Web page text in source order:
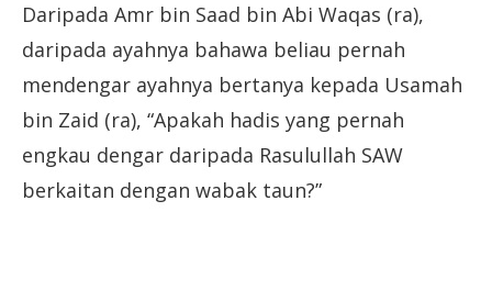
Daripada Amr bin Saad bin Abi Waqas (ra),
daripada ayahnya bahawa beliau pernah
mendengar ayahnya bertanya kepada Usamah
bin Zaid (ra), “Apakah hadis yang pernah
engkau dengar daripada Rasulullah SAW
berkaitan dengan wabak taun?”